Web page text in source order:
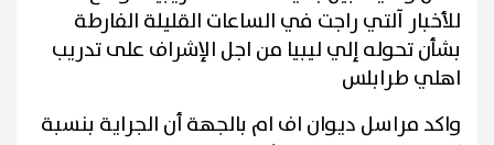
للأخبار آلتي راجت في الساعات القليلة الفارطة
بشأن تحوله إلي ليبيا من اجل الإشراف على تدريب
اهلي طرابلس
واكد مراسل ديوان اف ام بالجهة أن الجراية بنسبة